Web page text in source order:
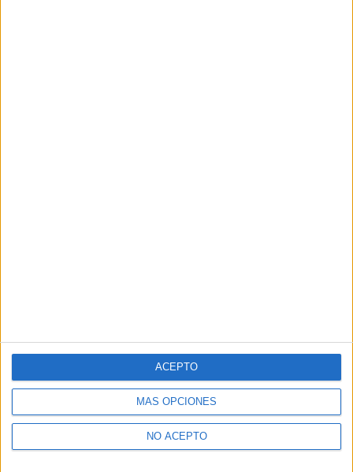
MÁS OPCIONES
NO ACEPTO
ACEPTO